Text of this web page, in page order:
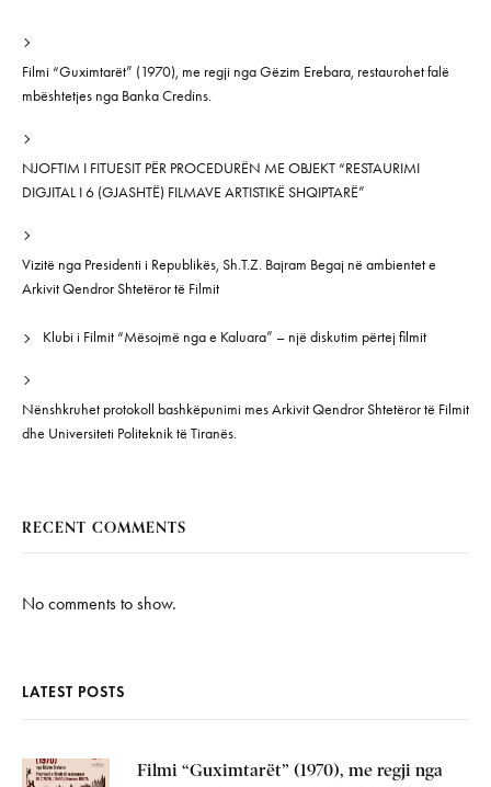
Filmi “Guximtarët” (1970), me regji nga Gëzim Erebara, restaurohet falë
mbështetjes nga Banka Credins.
NJOFTIM I FITUESIT PËR PROCEDURËN ME OBJEKT “RESTAURIMI
DIGJITAL I 6 (GJASHTË) FILMAVE ARTISTIKË SHQIPTARË”
Vizitë nga Presidenti i Republikës, Sh.T.Z. Bajram Begaj në ambientet e
Arkivit Qendror Shtetëror të Filmit
Klubi i Filmit “Mësojmë nga e Kaluara” – një diskutim përtej filmit
Nënshkruhet protokoll bashkëpunimi mes Arkivit Qendror Shtetëror të Filmit
dhe Universiteti Politeknik të Tiranës.
RECENT COMMENTS
No comments to show.
LATEST POSTS
Filmi “Guximtarët” (1970), me regji nga